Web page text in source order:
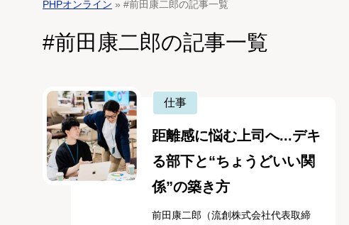
PHPオンライン » #前田康二郎の記事一覧
#前田康二郎の記事一覧
仕事
距離感に悩む上司へ...デキ
る部下と“ちょうどいい関
係”の築き方
前田康二郎（流創株式会社代表取締